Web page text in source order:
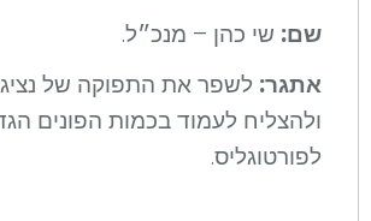
שם: שי כהן – מנכ״ל.
אתגר: לשפר את התפוקה של
ולהצליח לעמוד בכמות הפונים
לפורטוגליס.